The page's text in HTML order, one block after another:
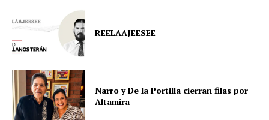
REELAAJEESEE
Narro y De la Portilla cierran filas por
Altamira